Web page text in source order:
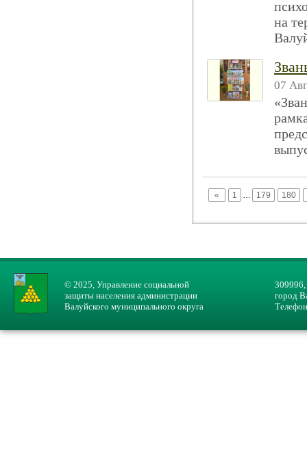
на
07
« 1 … 179 180
© 2025, Управление социальной
защиты населения администрации
Валуйского муниципального округа
309996,
город